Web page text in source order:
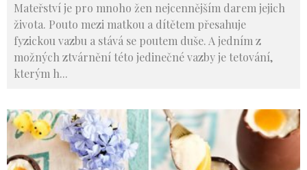
Mateřství je pro mnoho žen nejcennějším darem jejich
života. Pouto mezi matkou a dítětem přesahuje
fyzickou vazbu a stává se poutem duše. A jedním z
možných ztvárnění této jedinečné vazby je tetování,
kterým h...